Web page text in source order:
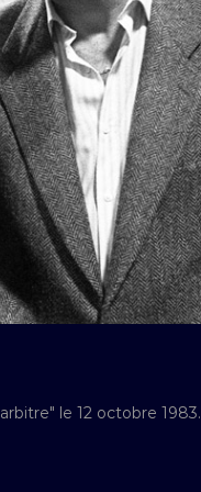
le 12 octobre 1983.